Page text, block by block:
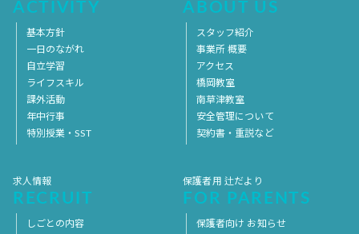
ACTIVITY
基本方針
一日のながれ
自立学習
ライフスキル
課外活動
年中行事
特別授業・SST
ABOUT US
スタッフ紹介
事業所 概要
アクセス
橋岡教室
南草津教室
安全管理について
契約書・重説など
求人情報
RECRUIT
しごとの内容
保護者用 辻だより
FOR PARENTS
保護者向け お知らせ